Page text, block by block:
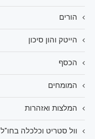
הורים
הייטק והון סיכון
הכסף
המומחים
המלצות ואזהרות
וול סטריט וכלכלה בחו"ל